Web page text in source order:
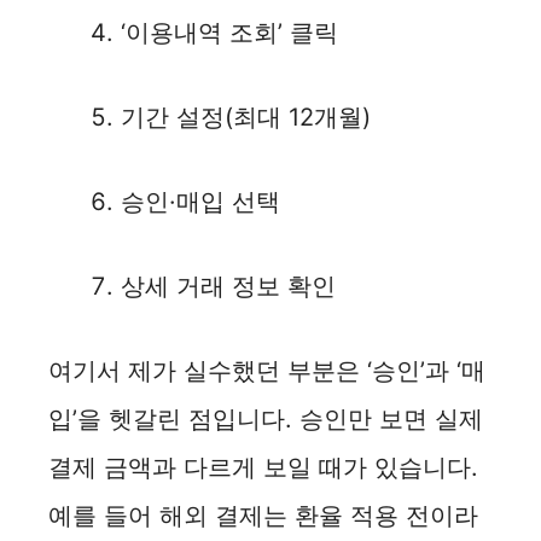
‘이용내역 조회’ 클릭
기간 설정(최대 12개월)
승인·매입 선택
상세 거래 정보 확인
여기서 제가 실수했던 부분은 ‘승인’과 ‘매
입’을 헷갈린 점입니다. 승인만 보면 실제
결제 금액과 다르게 보일 때가 있습니다.
예를 들어 해외 결제는 환율 적용 전이라